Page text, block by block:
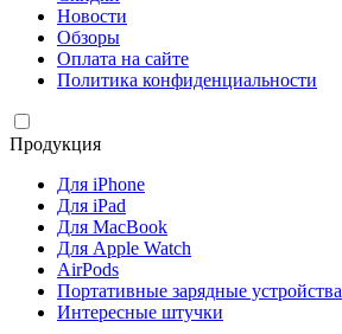
Новости
Обзоры
Оплата на сайте
Политика конфиденциальности
Продукция
Для iPhone
Для iPad
Для MacBook
Для Apple Watch
AirPods
Портативные зарядные устройства
Интересные штучки